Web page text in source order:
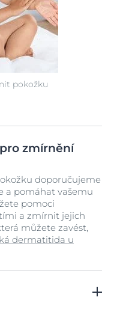
pokožku
zmírnění
doporučujeme
a pomáhat vašemu
pomoci
a zmírnit jejich
můžete zavést,
dermatitida u